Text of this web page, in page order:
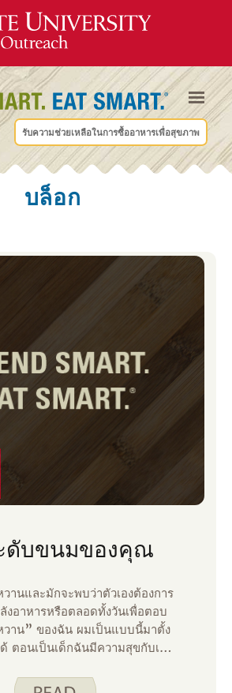
รับความช่วยเหลือในการซื้ออาหารเพื่อสุขภาพ
บล็อก
ดับขนมของคุณ
านและมักจะพบว่าตัวเองต้องการ
งอาหารหรือตลอดทั้งวันเพื่อตอบ
าน” ของฉัน ผมเป็นแบบนี้มาตั้ง
ตอนเป็นเด็กฉันมีความสุขกับเค้ก
นคิดว่าตัวเองเป็นผู้บริโภคที่มี